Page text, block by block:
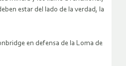
estar del lado de la verdad, la
en defensa de la Loma de